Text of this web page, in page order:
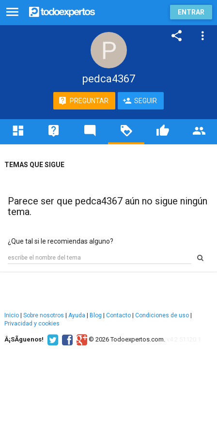
ENTRAR
pedca4367
PREGUNTAR SEGUIR
TEMAS QUE SIGUE
Parece ser que pedca4367 aún no sigue ningún
tema.
¿Que tal si le recomiendas alguno?
Inicio Sobre nosotros Ayuda Blog Contacto Condiciones de uso
Privacidad y cookies
Â¡SÃ­guenos! © 2026 Todoexpertos.com.